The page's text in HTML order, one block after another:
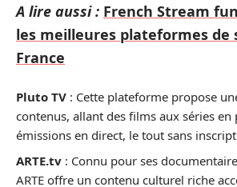
A lire aussi : French Stream
les meilleures plateformes de
France
Pluto TV : Cette plateforme propose
contenus, allant des films aux séries en
émissions en direct, le tout sans
ARTE.tv : Connu pour ses
ARTE offre un contenu culturel riche